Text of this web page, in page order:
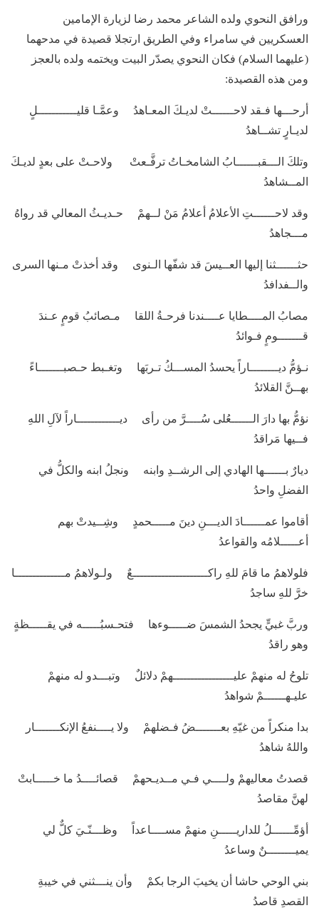
ورافق النحوي ولده الشاعر محمد رضا لزيارة الإمامين
العسكريين في سامراء وفي الطريق ارتجلا قصيدة في مدحهما
(عليهما السلام) فكان النحوي يصدّر البيت ويختمه ولده بالعجز
ومن هذه القصيدة:
أرحـــها فـقد لاحــــــتْ لديـكَ المعـاهدُ وعمَّـا قليـــــــــــلٍ
لديـارٍ تشــاهدُ
وتلكَ الـــقبــــــابُ الشامخـاتُ ترفَّـعتْ ولاحـتْ على بعدٍ لديـكَ
المــشاهدُ
وقد لاحــــــتِ الأعلامُ أعلامُ مَنْ لــهمْ حـديـثُ المعالي قد رواهُ
مـــجاهدُ
حثــــــثنا إليها العــيسَ قد شفّها الـنوى وقد أخذتْ مـنها السرى
والــفدافدُ
مصابُ المــــطايا عــــندنا فرحـةُ اللقا مـصائبُ قومٍ عـندَ
قـــــــومٍ فـوائدُ
نـؤمُّ ديــــــــاراً يحسدُ المســـكُ تـربَها وتغـبط حـصبـــــــاءً
بهــنَّ القلائدُ
نؤمُّ بها دارَ الــــــعُلى سُــــرَّ من رأى ديــــــــــــاراً لآلِ اللهِ
فــيها مَراقدُ
ديارٌ بــــــها الهادي إلى الرشــدِ وابنه ونجلُ ابنه والكلُّ في
الفضلِ واحدُ
أقاموا عمــــــادَ الديـــنِ دينَ مـــــحمدٍ وشِــيدتْ بهم
أعـــــلامُه والقواعدُ
فلولاهمُ ما قامَ للهِ راكـــــــــــــــــــــعٌ ولـولاهمُ مــــــــــــــا
خرَّ للهِ ساجدُ
وربَّ غبيٍّ يجحدُ الشمسَ ضـــــوءها فتحـسبُـــــه في يقـــــظةٍ
وهو راقدُ
تلوحُ له منهمْ عليـــــــــــــــــهمْ دلائلٌ وتبـــدو له منهمْ
عليـهــــــمْ شواهدُ
بدا منكراً من غيّهِ بعـــــــضُ فـضلهمْ ولا يــــنفعُ الإنكـــــــار
واللهُ شاهدُ
قصدتُ معاليهمْ ولــــي فـي مــديـحهمْ قصائــــدُ ما خـــــابتْ
لهنَّ مقاصدُ
أؤمِّــــــلُ للداريـــــنِ منهمْ مســــاعداً وظـــنّـيَ كلٌّ لي
يميــــــــنٌ وساعدُ
بني الوحي حاشا أن يخيبَ الرجا بكمْ وأن ينـــثني في خيبةِ
القصدِ قاصدُ